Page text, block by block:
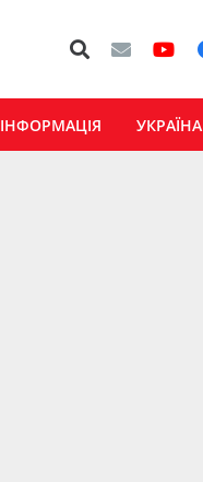
ІНФОРМАЦІЯ УКРАЇНА